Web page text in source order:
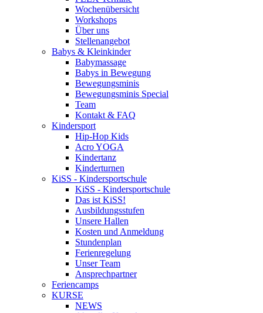
Wochenübersicht
Workshops
Über uns
Stellenangebot
Babys & Kleinkinder
Babymassage
Babys in Bewegung
Bewegungsminis
Bewegungsminis Special
Team
Kontakt & FAQ
Kindersport
Hip-Hop Kids
Acro YOGA
Kindertanz
Kinderturnen
KiSS - Kindersportschule
KiSS - Kindersportschule
Das ist KiSS!
Ausbildungsstufen
Unsere Hallen
Kosten und Anmeldung
Stundenplan
Ferienregelung
Unser Team
Ansprechpartner
Feriencamps
KURSE
NEWS